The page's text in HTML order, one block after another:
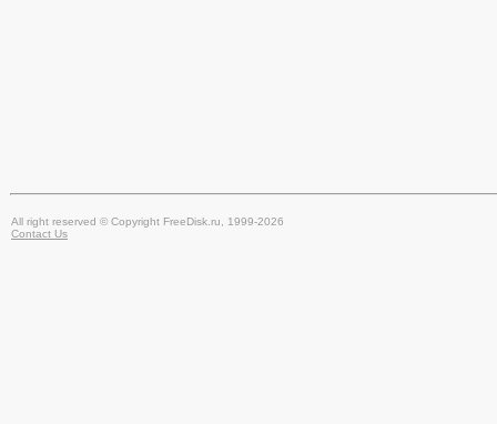
All right reserved © Copyright FreeDisk.ru, 1999-2026
Contact Us